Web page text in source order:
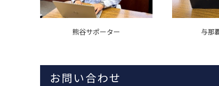
熊谷サポーター 与那
お問い合わせ